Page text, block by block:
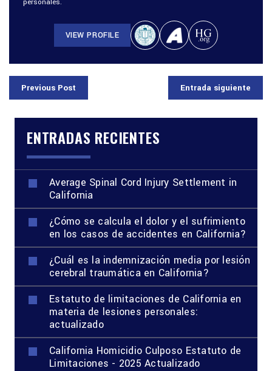
VIEW PROFILE
Previous Post Entrada siguiente
ENTRADAS RECIENTES
Average Spinal Cord Injury Settlement in
California
¿Cómo se calcula el dolor y el sufrimiento
en los casos de accidentes en California?
¿Cuál es la indemnización media por lesión
cerebral traumática en California?
Estatuto de limitaciones de California en
materia de lesiones personales:
actualizado
California Homicidio Culposo Estatuto de
Limitaciones - 2025 Actualizado